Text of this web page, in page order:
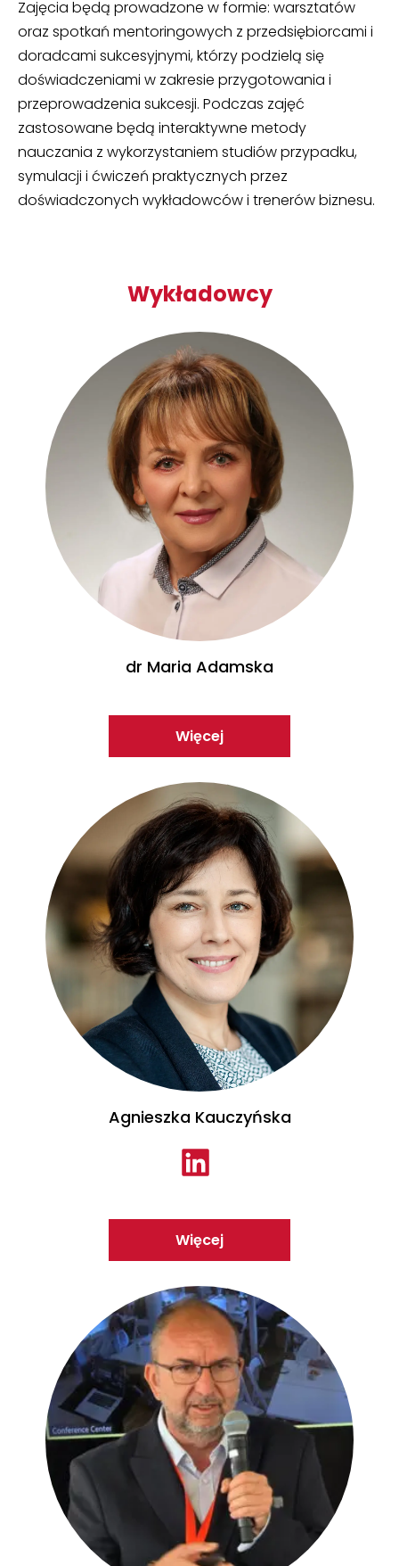
Zajęcia będą prowadzone w formie: warsztatów
oraz spotkań mentoringowych z przedsiębiorcami i
doradcami sukcesyjnymi, którzy podzielą się
doświadczeniami w zakresie przygotowania i
przeprowadzenia sukcesji. Podczas zajęć
zastosowane będą interaktywne metody
nauczania z wykorzystaniem studiów przypadku,
symulacji i ćwiczeń praktycznych przez
doświadczonych wykładowców i trenerów biznesu.
Wykładowcy
dr Maria Adamska
Więcej
Agnieszka Kauczyńska
Więcej